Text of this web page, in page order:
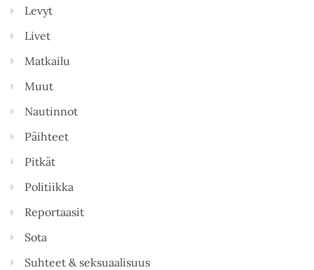
Levyt
Livet
Matkailu
Muut
Nautinnot
Päihteet
Pitkät
Politiikka
Reportaasit
Sota
Suhteet & seksuaalisuus